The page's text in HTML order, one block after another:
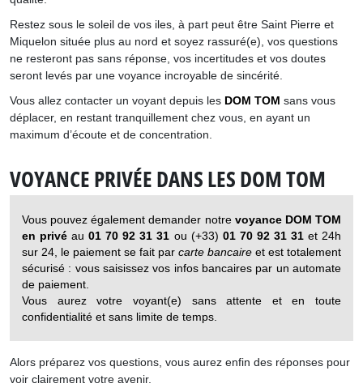
Restez sous le soleil de vos iles, à part peut être Saint Pierre et
Miquelon située plus au nord et soyez rassuré(e), vos questions
ne resteront pas sans réponse, vos incertitudes et vos doutes
seront levés par une voyance incroyable de sincérité.
Vous allez contacter un voyant depuis les DOM TOM sans vous
déplacer, en restant tranquillement chez vous, en ayant un
maximum d’écoute et de concentration.
VOYANCE PRIVÉE DANS LES DOM TOM
Vous pouvez également demander notre voyance DOM TOM
en privé au01 70 92 31 31 ou (+33) 01 70 92 31 31et 24h
sur 24, le paiement se fait par carte bancaire et est totalement
sécurisé : vous saisissez vos infos bancaires par un automate
de paiement.
Vous aurez votre voyant(e) sans attente et en toute
confidentialité et sans limite de temps.
Alors préparez vos questions, vous aurez enfin des réponses pour
voir clairement votre avenir.